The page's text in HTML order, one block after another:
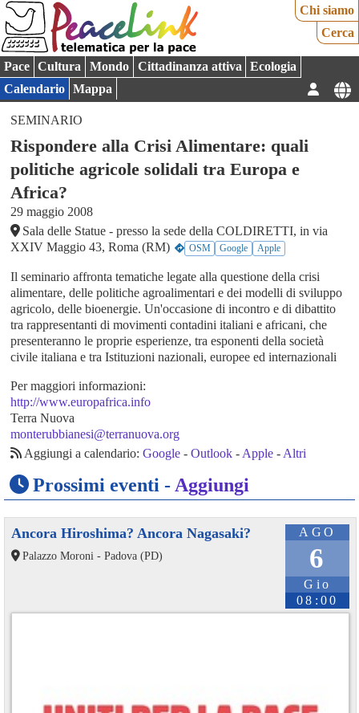
Chi siamo
Cerca
Pace Cultura Mondo Cittadinanza attiva
Ecologia
Calendario
Mappa
SEMINARIO
Rispondere alla Crisi Alimentare: quali
politiche agricole solidali tra Europa e
Africa?
29 maggio 2008
Sala delle Statue - presso la sede della COLDIRETTI, in via
XXIV Maggio 43, Roma (RM)
OSM Google Apple
Il seminario affronta tematiche legate alla questione della crisi
alimentare, delle politiche agroalimentari e dei modelli di sviluppo
agricolo, delle bioenergie. Un'occasione di incontro e di dibattito
tra rappresentanti di movimenti contadini italiani e africani, che
presenteranno le proprie esperienze, tra esponenti della società
civile italiana e tra Istituzioni nazionali, europee ed internazionali
Per maggiori informazioni:
http://www.europafrica.info
Terra Nuova
monterubbianesi@terranuova.org
Aggiungi a calendario: Google- Outlook- Apple- Altri
Prossimi eventi - Aggiungi
AGO
6
Gio
08:00
Ancora Hiroshima? Ancora Nagasaki?
Palazzo Moroni - Padova (PD)